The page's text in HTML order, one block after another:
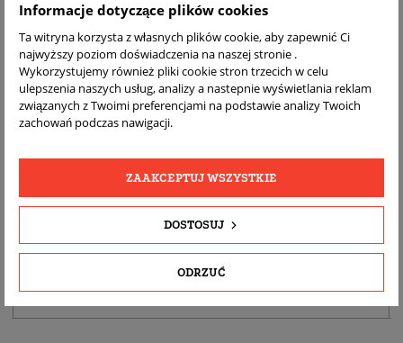
DARMOWA
WYSYŁKA
BEZPŁATNY
REALNE
SZCZEGÓŁY PRODUKTU
DOPASOWANIE
Informacje dotyczące plików cookies
Ta witryna korzysta z własnych plików cookie, aby zapewnić Ci
najwyższy poziom doświadczenia na naszej stronie .
Wykorzystujemy również pliki cookie stron trzecich w celu
ulepszenia naszych usług, analizy a nastepnie wyświetlania reklam
związanych z Twoimi preferencjami na podstawie analizy Twoich
zachowań podczas nawigacji.
ODRZUĆ
DOSTOSUJ
ZAAKCEPTUJ WSZYSTKIE